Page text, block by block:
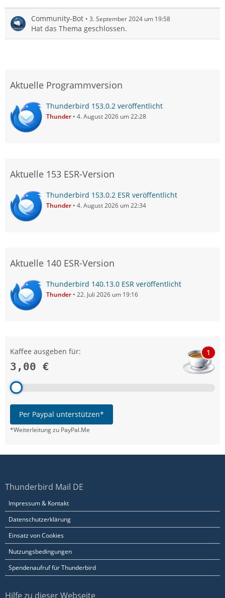
Community-Bot 3. September 2024 um 19:58
Hat das Thema geschlossen.
Aktuelle Programmversion
Thunderbird 153.0.2 veröffentlicht
Thunder 4. August 2026 um 22:28
Aktuelle 153 ESR-Version
Thunderbird 153.0.2 ESR veröffentlicht
Thunder 4. August 2026 um 22:34
Aktuelle 140 ESR-Version
Thunderbird 140.13.0 ESR veröffentlicht
Thunder 22. Juli 2026 um 19:16
Kaffee ausgeben für:
3,00 €
1
Per Paypal unterstützen*
*Weiterleitung zu PayPal.Me
Thunderbird Mail DE
Impressum & Kontakt
Datenschutzerklärung
Einsatz von Cookies
Nutzungsbedingungen
Spendenaufruf für Thunderbird
Hilfe zu dieser Webseite